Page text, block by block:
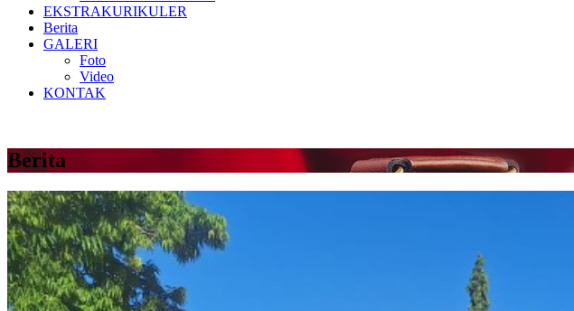
PASKIBRA SMAN 1 Sungai Tabuk Torehkan Prestasi di Ajang Prab...
EKSTRAKURIKULER
Berita
GALERI
Foto
Video
KONTAK
Berita